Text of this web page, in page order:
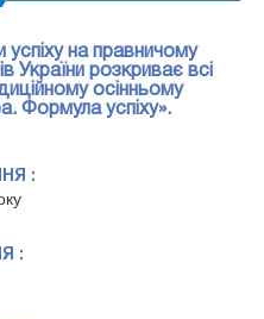
успіху на правничому
України розкриває всі
осінньому
Формула успіху».
:
: